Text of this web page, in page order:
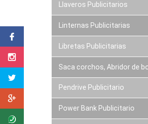
Llaveros Publicitarios
Linternas Publicitarias
Libretas Publicitarias
Saca corchos, Abridor de
Pendrive Publicitario
Power Bank Publicitario